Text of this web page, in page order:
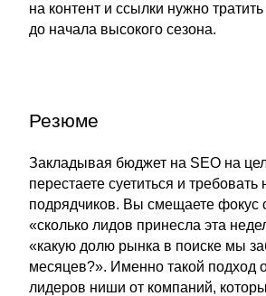
на контент и ссылки нужно
до начала высокого сезона.
Резюме
Закладывая бюджет на SEO на
перестаете суетиться и
подрядчиков. Вы смещаете фокус
«сколько лидов принесла эта
«какую долю рынка в поиске мы
месяцев?». Именно такой подход
лидеров ниши от компаний,